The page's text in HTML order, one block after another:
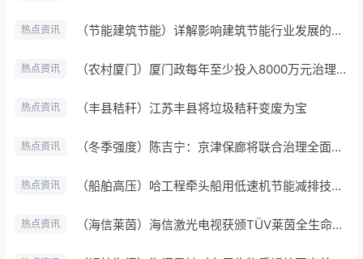
热点资讯 （节能建筑节能）详解影响建筑节能行业发展的因素
热点资讯 （农村厦门）厦门政每年至少投入8000万元治理农村生活垃圾
热点资讯 （丰县秸秆）江苏丰县将垃圾秸秆变废为宝
热点资讯 （冬季强度）陈吉宁：京津保廊将联合治理全面禁烧散煤
热点资讯 （船舶高压）哈工程牵头船用低速机节能减排技术助推“国船国配”
热点资讯 （海信莱茵）海信激光电视获颁TÜV莱茵全生命周期碳足迹证书